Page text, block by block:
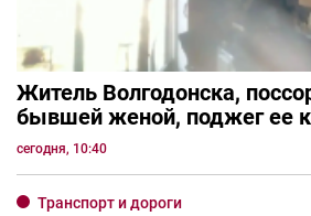
Житель Волгодонска,
бывшей женой, поджег ее
сегодня, 10:40
Транспорт и дороги